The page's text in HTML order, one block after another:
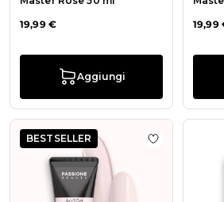
19,99 €
Aggiungi
19,99
BESTSELLER Aggiungi